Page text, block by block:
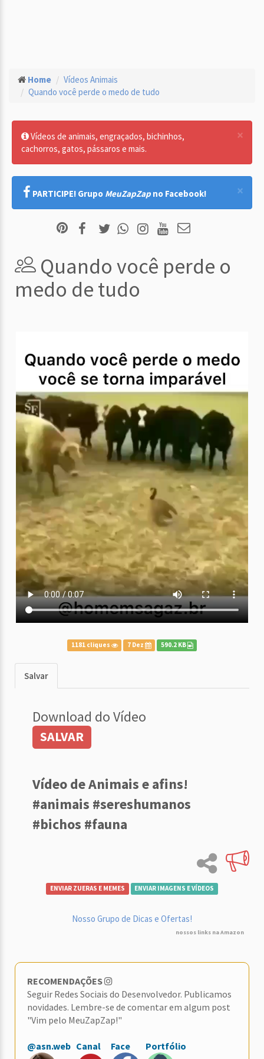
Home
Vídeos Animais
Quando você perde o medo de tudo
×
Vídeos de animais, engraçados, bichinhos,
cachorros, gatos, pássaros e mais.
×
PARTICIPE! Grupo MeuZapZap no Facebook!
Quando você perde o
medo de tudo
1181 cliques 7 Dez 590.2 KB
Salvar
Download do Vídeo
SALVAR
Vídeo de Animais e afins!
#animais #sereshumanos
#bichos #fauna
ENVIAR ZUERAS E MEMES ENVIAR IMAGENS E VÍDEOS
Nosso Grupo de Dicas e Ofertas!
nossos links na Amazon
RECOMENDAÇÕES
Seguir Redes Sociais do Desenvolvedor. Publicamos
novidades. Lembre-se de comentar em algum post
"Vim pelo MeuZapZap!"
@asn.web Canal Face Portfólio